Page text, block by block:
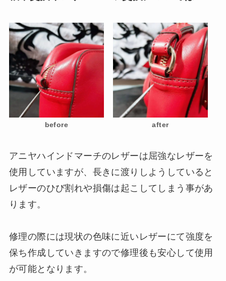
before after
アニヤハインドマーチのレザーは屈強なレザーを
使用していますが、長きに渡りしようしていると
レザーのひび割れや損傷は起こしてしまう事があ
ります。
修理の際には現状の色味に近いレザーにて強度を
保ち作成していきますので修理後も安心して使用
が可能となります。